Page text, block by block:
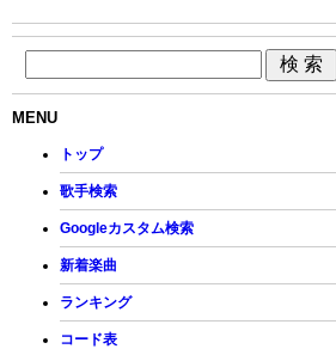
MENU
トップ
歌手検索
Googleカスタム検索
新着楽曲
ランキング
コード表